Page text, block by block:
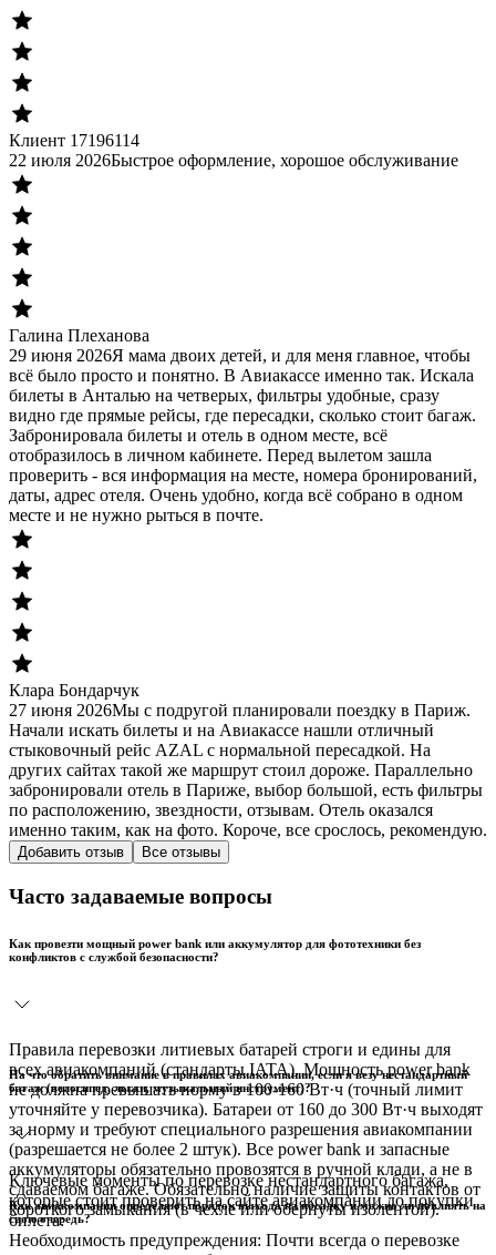
Клиент 17196114
22 июля 2026Быстрое оформление, хорошое обслуживание
Галина Плеханова
29 июня 2026Я мама двоих детей, и для меня главное, чтобы
всё было просто и понятно. В Авиакассе именно так. Искала
билеты в Анталью на четверых, фильтры удобные, сразу
видно где прямые рейсы, где пересадки, сколько стоит багаж.
Забронировала билеты и отель в одном месте, всё
отобразилось в личном кабинете. Перед вылетом зашла
проверить - вся информация на месте, номера бронирований,
даты, адрес отеля. Очень удобно, когда всё собрано в одном
месте и не нужно рыться в почте.
Клара Бондарчук
27 июня 2026Мы с подругой планировали поездку в Париж.
Начали искать билеты и на Авиакассе нашли отличный
стыковочный рейс AZAL с нормальной пересадкой. На
других сайтах такой же маршрут стоил дороже. Параллельно
забронировали отель в Париже, выбор большой, есть фильтры
по расположению, звездности, отзывам. Отель оказался
именно таким, как на фото. Короче, все срослось, рекомендую.
Добавить отзыв Все отзывы
Часто задаваемые вопросы
Как провезти мощный power bank или аккумулятор для фототехники без
конфликтов с службой безопасности?
Правила перевозки литиевых батарей строги и едины для
всех авиакомпаний (стандарты IATA). Мощность power bank
не должна превышать норму в 100-160 Вт·ч (точный лимит
уточняйте у перевозчика). Батареи от 160 до 300 Вт·ч выходят
за норму и требуют специального разрешения авиакомпании
(разрешается не более 2 штук). Все power bank и запасные
аккумуляторы обязательно провозятся в ручной клади, а не в
сдаваемом багаже. Обязательно наличие защиты контактов от
короткого замыкания (в чехле или обернуты изолентой).
На что обратить внимание в правилах авиакомпании, если я везу нестандартный
багаж (велосипед, лыжи, музыкальный инструмент)?
Ключевые моменты по перевозке нестандартного багажа,
которые стоит проверить на сайте авиакомпании до покупки
билета:
Необходимость предупреждения: Почти всегда о перевозке
Как авиакомпании определяют порядок выхода на посадку и можно ли повлиять на
свою очередь?